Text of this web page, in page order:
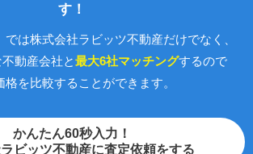
す！
では株式会社ラビッツ不動産だけでなく、
動産会社と最大6社マッチングするので
格を比較することができます。
かんたん60秒入力！
ビッツ不動産に査定依頼をする